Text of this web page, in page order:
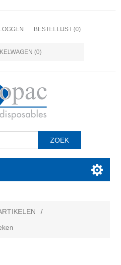
BESTELLIJST (0)
(0)
/